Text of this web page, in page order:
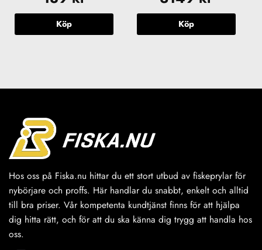
Köp Köp
Hos oss på Fiska.nu hittar du ett stort utbud av fiskeprylar för
nybörjare och proffs. Här handlar du snabbt, enkelt och alltid
till bra priser. Vår kompetenta kundtjänst finns för att hjälpa
dig hitta rätt, och för att du ska känna dig trygg att handla hos
oss.